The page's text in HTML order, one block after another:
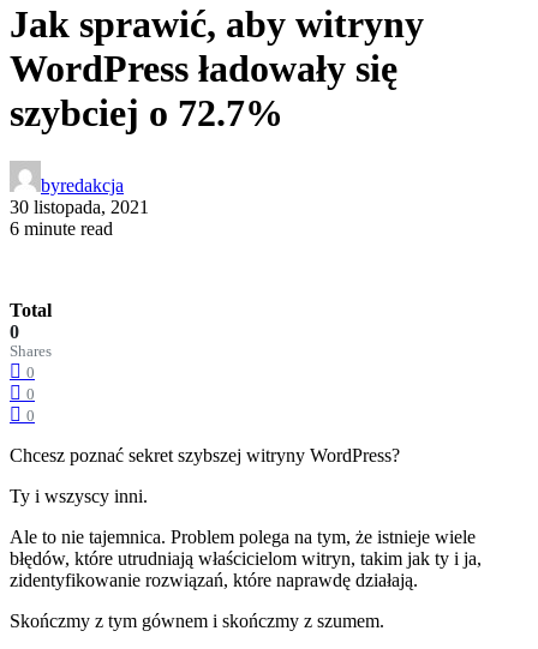
Jak sprawić, aby witryny
WordPress ładowały się
szybciej o 72.7%
byredakcja
30 listopada, 2021
6 minute read
Total
0
Shares
0
0
0
Chcesz poznać sekret szybszej witryny WordPress?
Ty i wszyscy inni.
Ale to nie tajemnica. Problem polega na tym, że istnieje wiele
błędów, które utrudniają właścicielom witryn, takim jak ty i ja,
zidentyfikowanie rozwiązań, które naprawdę działają.
Skończmy z tym gównem i skończmy z szumem.